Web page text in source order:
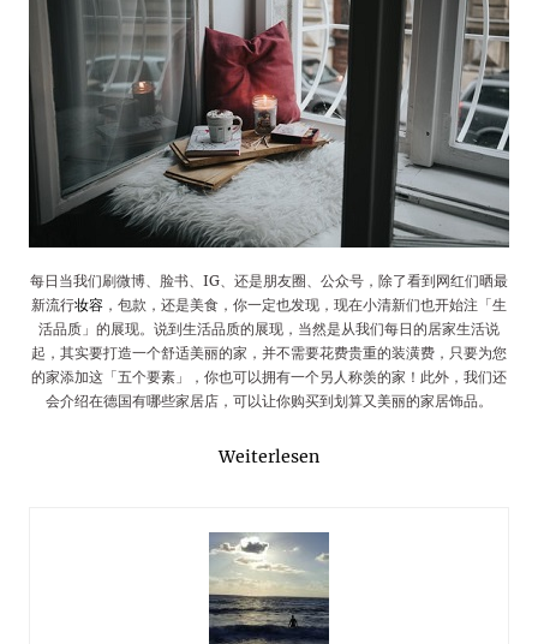
每日当我们刷微博、脸书、IG、还是朋友圈、公众号，除了看到网红们晒最
新流行妆容 ，包款，还是美食，你一定也发现，现在小清新们也开始注「生
活品质」的展现。说到生活品质的展现，当然是从我们每日的居家生活说
起，其实要打造一个舒适美丽的家，并不需要花费贵重的装潢费，只要为您
的家添加这「五个要素」，你也可以拥有一个另人称羡的家！此外，我们还
会介绍在德国有哪些家居店，可以让你购买到划算又美丽的家居饰品。
Weiterlesen